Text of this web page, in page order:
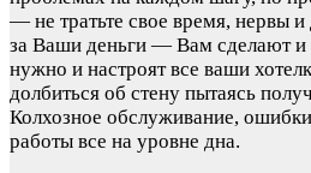
— не тратьте свое время, нервы
за Ваши деньги — Вам сделают и
нужно и настроят все ваши
долбиться об стену пытаясь
Колхозное обслуживание,
работы все на уровне дна.